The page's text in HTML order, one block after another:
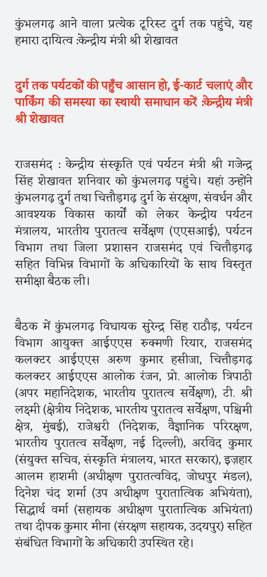
कुंभलगढ़ आने वाला प्रत्येक टूरिस्ट दुर्ग तक पहुंचे, यह
हमारा दायित्व :केन्द्रीय मंत्री श्री शेखावत
दुर्ग तक पर्यटकों की पहुँच आसान हो, ई-कार्ट चलाएं और
पार्किंग की समस्या का स्थायी समाधान करें :केन्द्रीय मंत्री
श्री शेखावत
राजसमंद : केन्द्रीय संस्कृति एवं पर्यटन मंत्री श्री गजेन्द्र
सिंह शेखावत शनिवार को कुंभलगढ़ पहुंचे। यहां उन्होंने
कुंभलगढ़ दुर्ग तथा चित्तौड़गढ़ दुर्ग के संरक्षण, संवर्धन और
आवश्यक विकास कार्यों को लेकर केन्द्रीय पर्यटन
मंत्रालय, भारतीय पुरातत्व सर्वेक्षण (एएसआई), पर्यटन
विभाग तथा जिला प्रशासन राजसमंद एवं चित्तौड़गढ़
सहित विभिन्न विभागों के अधिकारियों के साथ विस्तृत
समीक्षा बैठक ली।
बैठक में कुंभलगढ़ विधायक सुरेन्द्र सिंह राठौड़, पर्यटन
विभाग आयुक्त आईएएस रुक्मणी रियार, राजसमंद
कलक्टर आईएएस अरुण कुमार हसीजा, चित्तौड़गढ़
कलक्टर आईएएस आलोक रंजन, प्रो. आलोक त्रिपाठी
(अपर महानिदेशक, भारतीय पुरातत्व सर्वेक्षण), टी. श्री
लक्ष्मी (क्षेत्रीय निदेशक, भारतीय पुरातत्व सर्वेक्षण, पश्चिमी
क्षेत्र, मुंबई), राजेश्वरी (निदेशक, वैज्ञानिक परिरक्षण,
भारतीय पुरातत्व सर्वेक्षण, नई दिल्ली), अरविंद कुमार
(संयुक्त सचिव, संस्कृति मंत्रालय, भारत सरकार), इज़हार
आलम हाशमी (अधीक्षण पुरातत्वविद, जोधपुर मंडल),
दिनेश चंद शर्मा (उप अधीक्षण पुरातात्विक अभियंता),
सिद्धार्थ वर्मा (सहायक अधीक्षण पुरातात्विक अभियंता)
तथा दीपक कुमार मीना (संरक्षण सहायक, उदयपुर) सहित
संबंधित विभागों के अधिकारी उपस्थित रहे।